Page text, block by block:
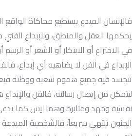
فالإنسان المبدع يستطيع محاكاة الواقع
يحكمها العقل والمنطق، وللإبداع
في الاختراع أو الابتكار أو الشعر أو الرسم
الإبداع في الفن لا يضاهيه أي إبداع،
تتجسد فيه جميع هموم شعبه ووطنه
ليتمكن من إيصال رسالته، فالفن
نفسية وجهد ومثابرة وهما ليس كما
الجنون تنتهي سريعاً، فالشخصية